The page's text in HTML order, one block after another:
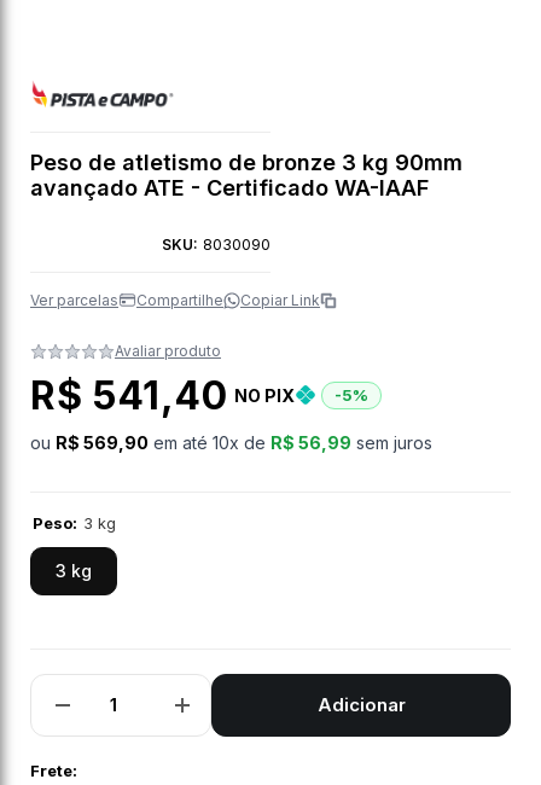
Peso de atletismo de bronze 3 kg 90mm
avançado ATE - Certificado WA-IAAF
SKU: 8030090
Ver parcelas Compartilhe Copiar Link
Avaliar produto
R$ 541,40 NO PIX -5%
ou R$ 569,90 em até 10x de R$ 56,99 sem juros
Peso: 3 kg
3 kg
Diminuir
de
Aumentar
Adicionar
Frete: